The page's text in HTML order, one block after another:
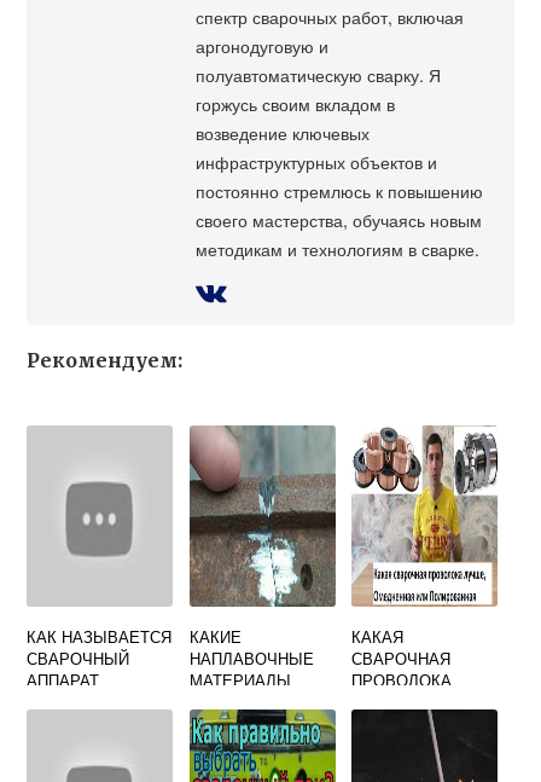
спектр сварочных работ, включая
аргонодуговую и
полуавтоматическую сварку. Я
горжусь своим вкладом в
возведение ключевых
инфраструктурных объектов и
постоянно стремлюсь к повышению
своего мастерства, обучаясь новым
методикам и технологиям в сварке.
Рекомендуем:
КАК НАЗЫВАЕТСЯ
СВАРОЧНЫЙ
АППАРАТ
КАКИЕ
НАПЛАВОЧНЫЕ
МАТЕРИАЛЫ
ПРИ СВАРКЕ
ЧУГУНА И
ЦВЕТНЫХ
КАКАЯ
СВАРОЧНАЯ
ПРОВОЛОКА